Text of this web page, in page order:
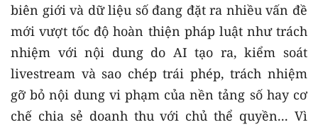
biên giới và dữ liệu số đang đặt ra nhiều vấn đề
mới vượt tốc độ hoàn thiện pháp luật như trách
nhiệm với nội dung do AI tạo ra, kiểm soát
livestream và sao chép trái phép, trách nhiệm
gỡ bỏ nội dung vi phạm của nền tảng số hay cơ
chế chia sẻ doanh thu với chủ thể quyền... Vì